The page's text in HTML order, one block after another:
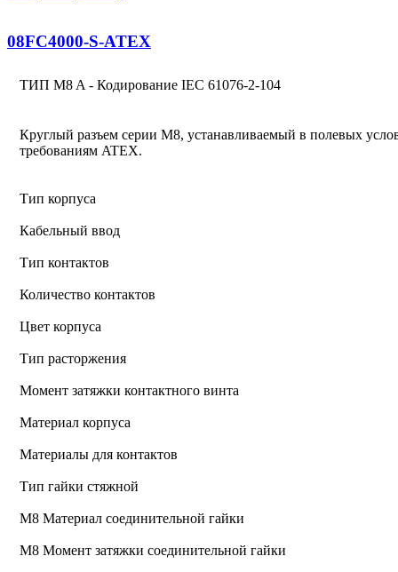
08FC4000-S-ATEX
ТИП M8 A - Кодирование IEC 61076-2-104
Круглый разъем серии M8, устанавливаемый в полевых
требованиям ATEX.
Тип корпуса
Кабельный ввод
Тип контактов
Количество контактов
Цвет корпуса
Тип расторжения
Момент затяжки контактного винта
Материал корпуса
Материалы для контактов
Тип гайки стяжной
М8 Материал соединительной гайки
M8 Момент затяжки соединительной гайки